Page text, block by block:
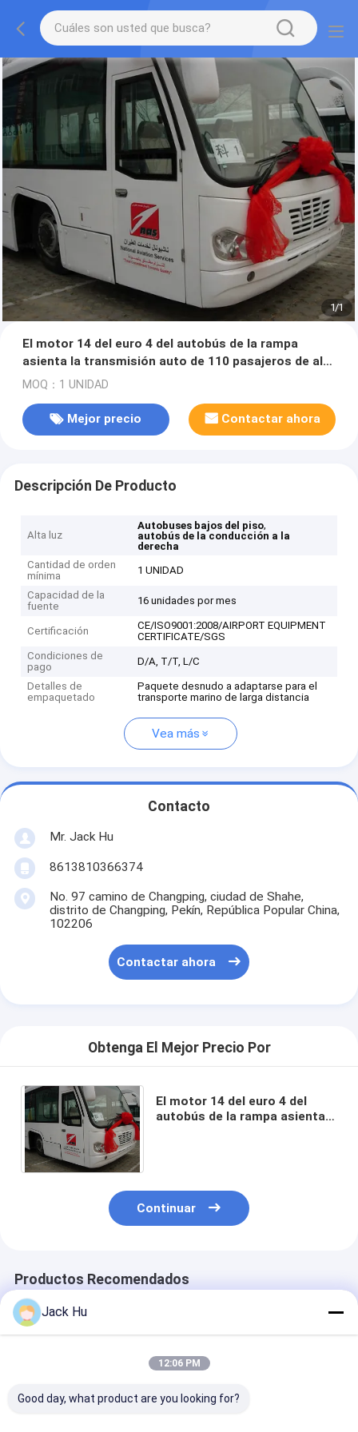
1/1
El motor 14 del euro 4 del autobús de la rampa
asienta la transmisión auto de 110 pasajeros de alta
calidad
MOQ：1 UNIDAD
Mejor precio Contactar ahora
Descripción De Producto
Alta luz
Autobuses bajos del piso,
autobús de la conducción a la
derecha
Cantidad de orden
mínima
1 UNIDAD
Capacidad de la
fuente
16 unidades por mes
Certificación
CE/ISO9001:2008/AIRPORT EQUIPMENT
CERTIFICATE/SGS
Condiciones de
pago
D/A, T/T, L/C
Detalles de
empaquetado
Paquete desnudo a adaptarse para el
transporte marino de larga distancia
Vea más
Contacto
Mr. Jack Hu
8613810366374
No. 97 camino de Changping, ciudad de Shahe,
distrito de Changping, Pekín, República Popular China,
102206
Contactar ahora
Obtenga El Mejor Precio Por
El motor 14 del euro 4 del
autobús de la rampa asienta
Continuar
Productos Recomendados
Jack Hu
12:06 PM
Good day, what product are you looking for?